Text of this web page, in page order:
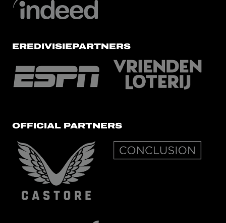
EREDIVISIEPARTNERS
OFFICIAL PARTNERS